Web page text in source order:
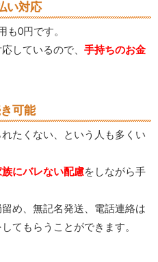
い対応
も0円です。
しているので、 手持ちのお金
可能
たくない、という人も多くい
族にバレない配慮をしながら手
め、無記名発送、電話連絡は
てもらうことができます。